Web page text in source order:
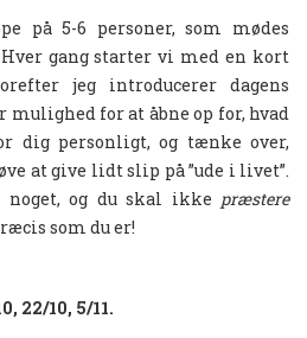
på 5-6 personer, som mødes
gang starter vi med en kort
jeg introducerer dagens
for at åbne op for, hvad
dig personligt, og tænke over,
at give lidt slip på ”ude i livet”.
og du skal ikke præstere
som du er!
22/10, 5/11.